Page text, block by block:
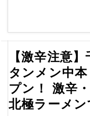
【激辛注意
タンメン中
プン！ 激辛
北極ラーメン